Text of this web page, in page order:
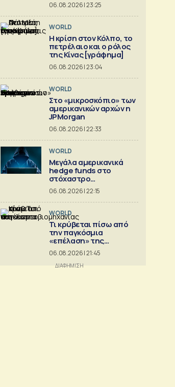
06.08.2026 | 23:25
WORLD
Η κρίση στoν Κόλπο, το
πετρέλαιο και ο ρόλος
της Κίνας [γράφημα]
06.08.2026 | 23:04
WORLD
Στο «μικροσκόπιο» των
αμερικανικών αρχών η
JPMorgan
06.08.2026 | 22:33
WORLD
Μεγάλα αμερικανικά
hedge funds στο
στόχαστρο
κυβερνοεπιθέσεων
06.08.2026 | 22:15
WORLD
Τι κρύβεται πίσω από
την παγκόσμια
«επέλαση» της
κινεζικής
αυτοκινητοβιομηχανίας
06.08.2026 | 21:45